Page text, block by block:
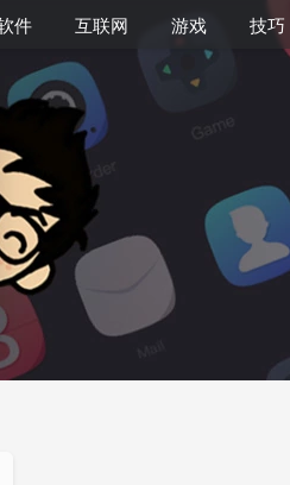
件 互联网 游戏 技巧